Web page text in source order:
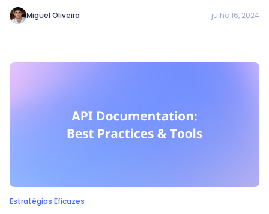
como Apidog e RAML Workbench, encontre o software ideal para
agilizar o desenvolvimento da sua API.
Miguel Oliveira julho 16, 2024
Estratégias Eficazes